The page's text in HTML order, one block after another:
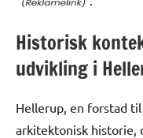
Historisk
udvikling i
Hellerup, en forstad
arkitektonisk historie,